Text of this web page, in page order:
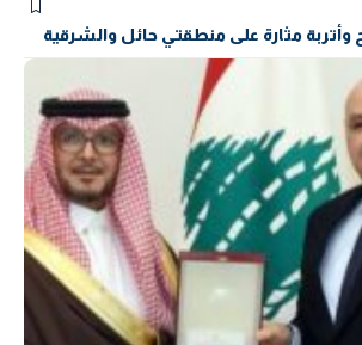
وأتربة مثارة على منطقتي حائل والشرقية